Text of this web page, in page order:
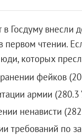
в Госдуму
первом чтении.
которых
фейков
армии (280.3
ненависти
требований по